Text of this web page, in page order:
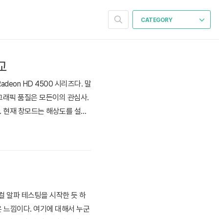
CATEGORY
HD 4500 시리즈다. 말
픽 품질은 모든이의 관심사.
재 창모드는 해상도를 설정
낮음으로 두어야한다. 따
알파 테스팅을 시작한 듯 하
느낌이다. 여기에 대해서 누군